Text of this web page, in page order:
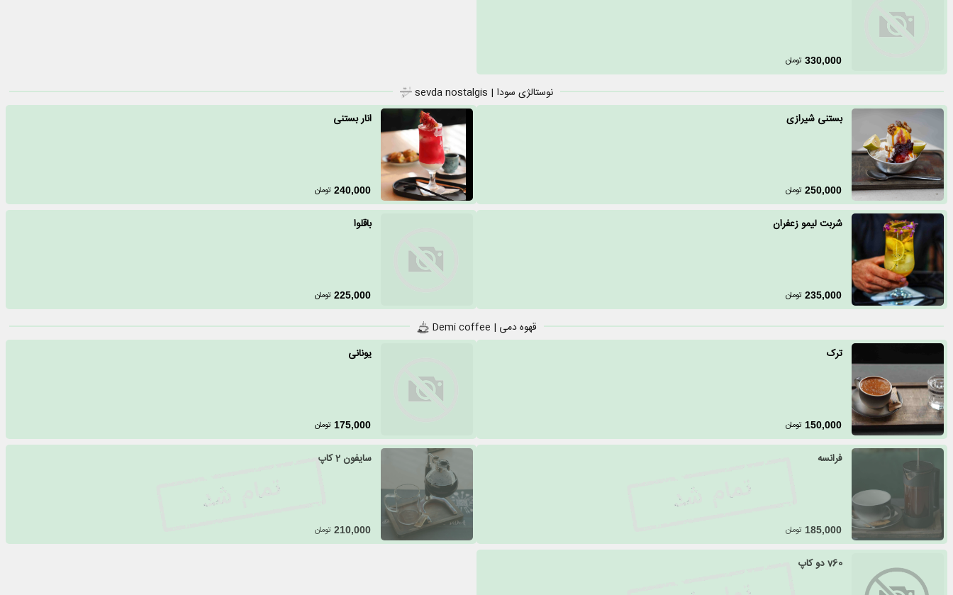
330,000 تومان
نوستالژی سودا | sevda nostalgis
بستنی شیرازی
250,000 تومان
انار بستنی
240,000 تومان
شربت لیمو زعفران
235,000 تومان
باقلوا
225,000 تومان
قهوه دمی | Demi coffee
ترک
150,000 تومان
یونانی
175,000 تومان
فرانسه
185,000 تومان
سایفون 2 کاپ
210,000 تومان
v60 دو کاپ